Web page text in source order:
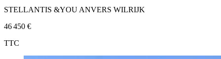
STELLANTIS &YOU ANVERS WILRIJK
46 450 €
TTC